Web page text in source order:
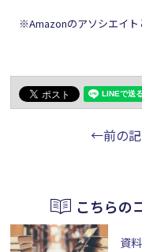
※Amazonのアソシエイト
←前の
こちらの
資